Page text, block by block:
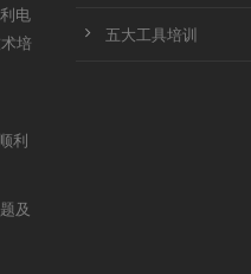
电
培
利
及
五大工具培训